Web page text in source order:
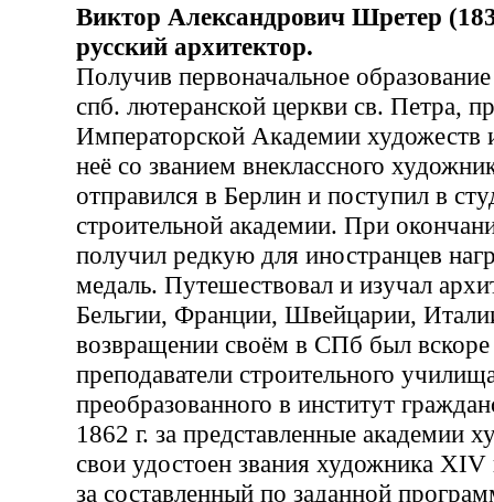
Виктор Александрович Шретер
русский архитектор.
Получив первоначальное
спб. лютеранской церкви св. Петра,
Императорской Академии
неё со званием внеклассного
отправился в Берлин и поступил в
строительной академии. При
получил редкую для иностранцев
медаль. Путешествовал и изучал
Бельгии, Франции, Швейцарии,
возвращении своём в СПб был
преподаватели строительного
преобразованного в институт
1862 г. за представленные академии
свои удостоен звания художника XIV
за составленный по заданной